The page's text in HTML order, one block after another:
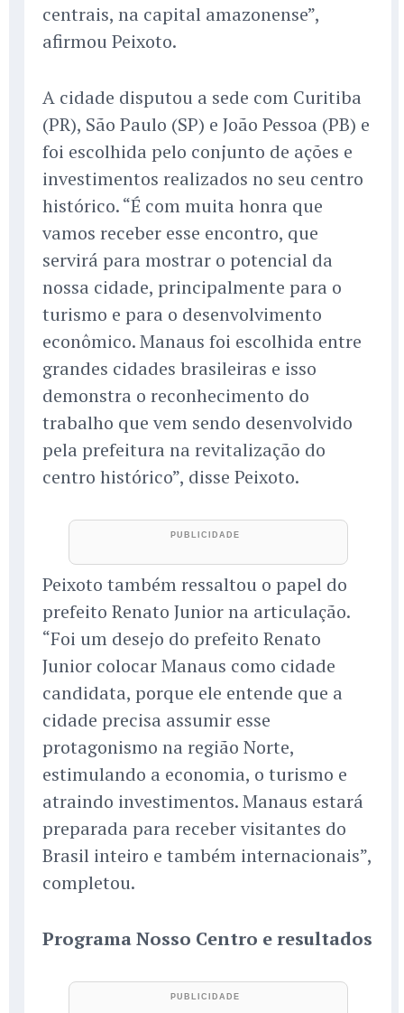
centrais, na capital amazonense”,
afirmou Peixoto.
A cidade disputou a sede com Curitiba
(PR), São Paulo (SP) e João Pessoa (PB) e
foi escolhida pelo conjunto de ações e
investimentos realizados no seu centro
histórico. “É com muita honra que
vamos receber esse encontro, que
servirá para mostrar o potencial da
nossa cidade, principalmente para o
turismo e para o desenvolvimento
econômico. Manaus foi escolhida entre
grandes cidades brasileiras e isso
demonstra o reconhecimento do
trabalho que vem sendo desenvolvido
pela prefeitura na revitalização do
centro histórico”, disse Peixoto.
Peixoto também ressaltou o papel do
prefeito Renato Junior na articulação.
“Foi um desejo do prefeito Renato
Junior colocar Manaus como cidade
candidata, porque ele entende que a
cidade precisa assumir esse
protagonismo na região Norte,
estimulando a economia, o turismo e
atraindo investimentos. Manaus estará
preparada para receber visitantes do
Brasil inteiro e também internacionais”,
completou.
Programa Nosso Centro e resultados